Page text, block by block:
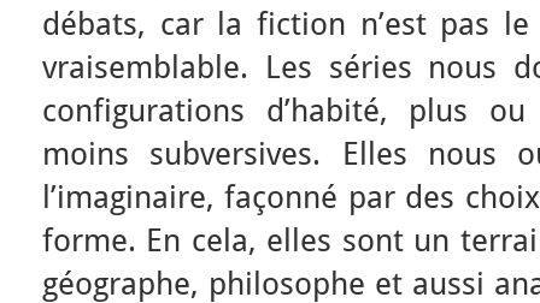
débats, car la fiction n’est pas
vraisemblable. Les séries nous
configurations d’habité, plus
moins subversives. Elles nous
l’imaginaire, façonné par des
forme. En cela, elles sont un
géographe, philosophe et aussi